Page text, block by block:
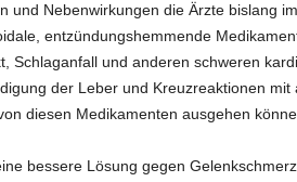
und Nebenwirkungen die Ärzte bislang
entzündungshemmende
Schlaganfall und anderen schweren
der Leber und Kreuzreaktionen
diesen Medikamenten ausgehen
bessere Lösung gegen